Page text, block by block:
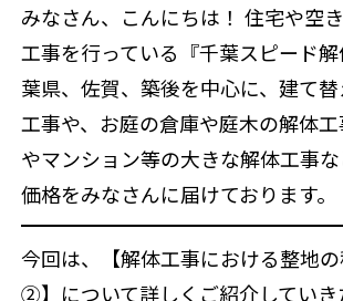
みなさん、こんにちは！ 住宅や空
工事を行っている『千葉スピード
葉県、佐賀、築後を中心に、建て
工事や、お庭の倉庫や庭木の解体
やマンション等の大きな解体工事
価格をみなさんに届けております。
今回は、
【解体工事における整地
②】 について詳しくご紹介してい